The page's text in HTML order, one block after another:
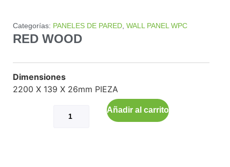
Categorías: PANELES DE PARED WALL PANEL WPC
RED WOOD
Dimensiones
2200 X 139 X 26mm PIEZA
Añadir al carrito